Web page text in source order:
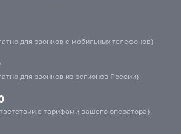
для звонков с мобильных телефонов)
для звонков из регионов России)
с тарифами вашего оператора)